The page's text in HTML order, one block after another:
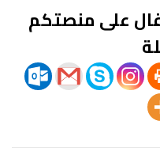
على منصتكم